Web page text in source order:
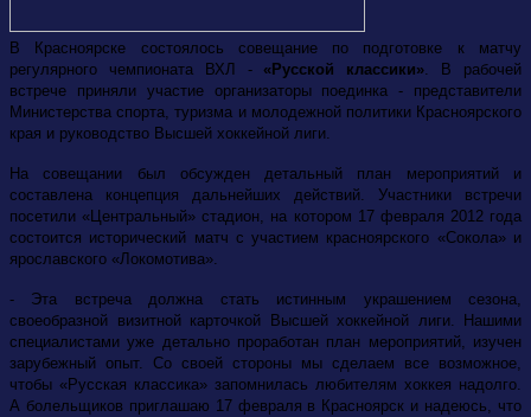
В Красноярске состоялось совещание по подготовке к матчу
регулярного чемпионата ВХЛ -«Русской классики». В рабочей
встрече приняли участие организаторы поединка - представители
Министерства спорта, туризма и молодежной политики Красноярского
края и руководство Высшей хоккейной лиги.
На совещании был обсужден детальный план мероприятий и
составлена концепция дальнейших действий. Участники встречи
посетили «Центральный» стадион, на котором 17 февраля 2012 года
состоится исторический матч с участием красноярского «Сокола» и
ярославского «Локомотива».
- Эта встреча должна стать истинным украшением сезона,
своеобразной визитной карточкой Высшей хоккейной лиги. Нашими
специалистами уже детально проработан план мероприятий, изучен
зарубежный опыт. Со своей стороны мы сделаем все возможное,
чтобы «Русская классика» запомнилась любителям хоккея надолго.
А болельщиков приглашаю 17 февраля в Красноярск и надеюсь, что